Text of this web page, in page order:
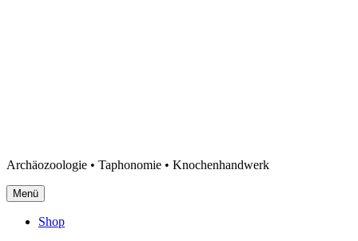
Archäozoologie • Taphonomie • Knochenhandwerk
Menü
Shop